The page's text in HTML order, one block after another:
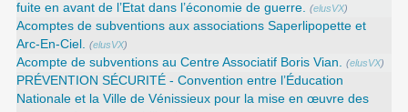
fuite en avant de l’Etat dans l’économie de guerre. (elusVX)
Acomptes de subventions aux associations Saperlipopette et
Arc-En-Ciel. (elusVX)
Acompte de subventions au Centre Associatif Boris Vian. (elusVX)
PRÉVENTION SÉCURITÉ - Convention entre l’Éducation
Nationale et la Ville de Vénissieux pour la mise en œuvre des